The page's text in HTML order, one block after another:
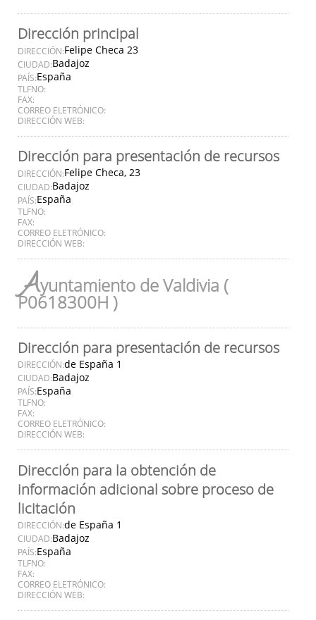
Dirección principal
DIRECCIÓN:Felipe Checa 23
CIUDAD:Badajoz
PAÍS:España
TLFNO:
FAX:
CORREO ELETRÓNICO:
DIRECCIÓN WEB:
Dirección para presentación de recursos
DIRECCIÓN:Felipe Checa, 23
CIUDAD:Badajoz
PAÍS:España
TLFNO:
FAX:
CORREO ELETRÓNICO:
DIRECCIÓN WEB:
Ayuntamiento de Valdivia (
P0618300H )
Dirección para presentación de recursos
DIRECCIÓN:de España 1
CIUDAD:Badajoz
PAÍS:España
TLFNO:
FAX:
CORREO ELETRÓNICO:
DIRECCIÓN WEB:
Dirección para la obtención de
información adicional sobre proceso de
licitación
DIRECCIÓN:de España 1
CIUDAD:Badajoz
PAÍS:España
TLFNO:
FAX:
CORREO ELETRÓNICO:
DIRECCIÓN WEB: